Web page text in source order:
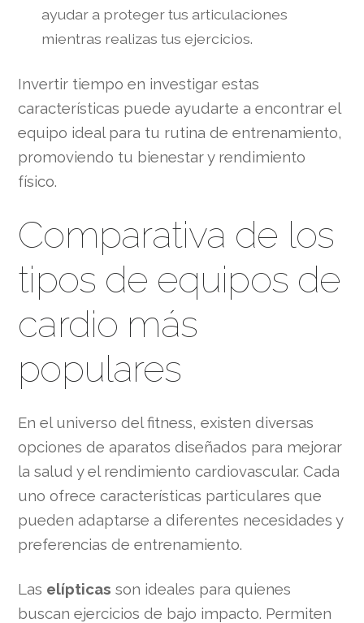
ayudar a proteger tus articulaciones
mientras realizas tus ejercicios.
Invertir tiempo en investigar estas
características puede ayudarte a encontrar el
equipo ideal para tu rutina de entrenamiento,
promoviendo tu bienestar y rendimiento
físico.
Comparativa de los
tipos de equipos de
cardio más
populares
En el universo del fitness, existen diversas
opciones de aparatos diseñados para mejorar
la salud y el rendimiento cardiovascular. Cada
uno ofrece características particulares que
pueden adaptarse a diferentes necesidades y
preferencias de entrenamiento.
Las elípticas son ideales para quienes
buscan ejercicios de bajo impacto. Permiten